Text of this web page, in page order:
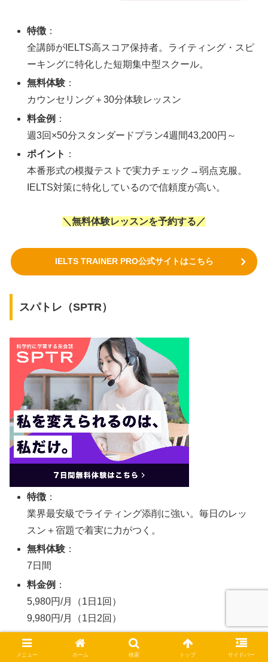
特徴 ：
全講師がIELTS高スコア保持者。ライティング・スピ
ーキングに特化した短期集中型スクール。
無料体験 ：
カウンセリング＋30分体験レッスン
料金例 ：
週3回×50分スタンダードプラン4週間43,200円～
ポイント ：
本番形式の模擬テストで実力チェック→弱点克服。
IELTS対策に特化しているので信頼度が高い。
＼無料体験レッスンを予約する／
IELTS TRAINER PRO公式サイトはこちら
スパトレ（SPTR）
特徴 ：
業界最安級でライティング添削に強い。毎日のレッ
スン＋宿題で着実に力がつく。
無料体験 ：
7日間
料金例 ：
5,980円/月（1日1回）
9,980円/月（1日2回）
ポイント
IELTS対応のライティング添削あり。毎レッスンで成
メニュー ホーム 検索 トップ サイドバー